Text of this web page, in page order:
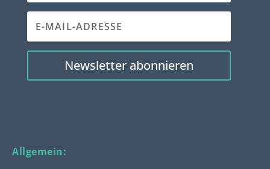
Newsletter abonnieren
Allgemein: